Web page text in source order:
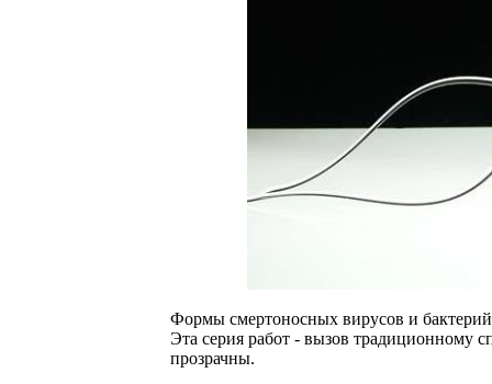
Формы смертоносных вирусов и
Эта серия работ - вызов традиционному
прозрачны.